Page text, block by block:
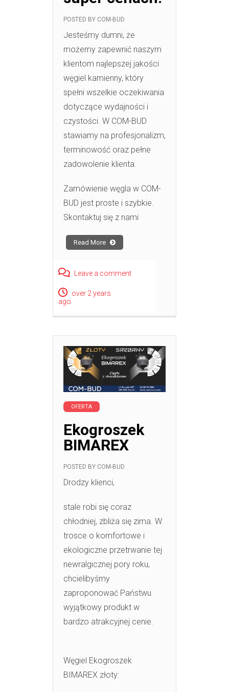
POSTED BY COM-BUD
Jesteśmy dumni, że
możemy zapewnić naszym
klientom najlepszej jakości
węgiel kamienny, który
spełni wszelkie oczekiwania
dotyczące wydajności i
czystości. W COM-BUD
stawiamy na profesjonalizm,
terminowość oraz pełne
zadowolenie klienta.
Zamówienie węgla w COM-
BUD jest proste i szybkie.
Skontaktuj się z nami
Read More
Leave a comment
over 2 years
ago
OFERTA
Ekogroszek
BIMAREX
POSTED BY COM-BUD
Drodzy klienci,
stale robi się coraz
chłodniej, zbliża się zima. W
trosce o komfortowe i
ekologiczne przetrwanie tej
newralgicznej pory roku,
chcielibyśmy
zaproponować Państwu
wyjątkowy produkt w
bardzo atrakcyjnej cenie.
Węgiel Ekogroszek
BIMAREX złoty: